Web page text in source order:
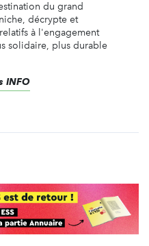
du grand
décrypte et
à l'engagement
solidaire, plus durable
INFO